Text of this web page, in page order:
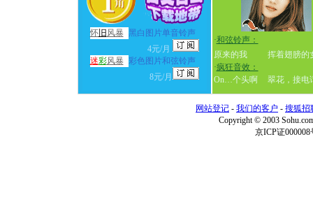
怀旧 风暴
黑白图片单音铃声
4元/月
迷彩风暴 彩色图片和弦铃声
8元/月
·和弦铃声：
原来的我
挥着翅膀的
·疯狂音效：
On…个头啊
翠花，接
网站登记 - 我们的客户 - 搜狐招
Copyright © 2003
京ICP证